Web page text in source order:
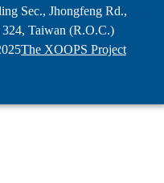
Sec., Jhongfeng Rd.,
Taiwan (R.O.C.)
The XOOPS Project